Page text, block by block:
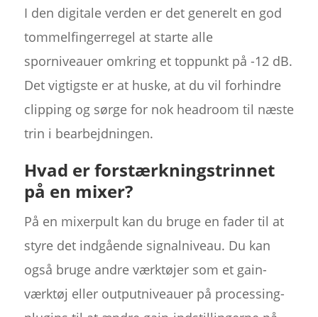
I den digitale verden er det generelt en god
tommelfingerregel at starte alle
sporniveauer omkring et toppunkt på -12 dB.
Det vigtigste er at huske, at du vil forhindre
clipping og sørge for nok headroom til næste
trin i bearbejdningen.
Hvad er forstærkningstrinnet
på en mixer?
På en mixerpult kan du bruge en fader til at
styre det indgående signalniveau. Du kan
også bruge andre værktøjer som et gain-
værktøj eller outputniveauer på processing-